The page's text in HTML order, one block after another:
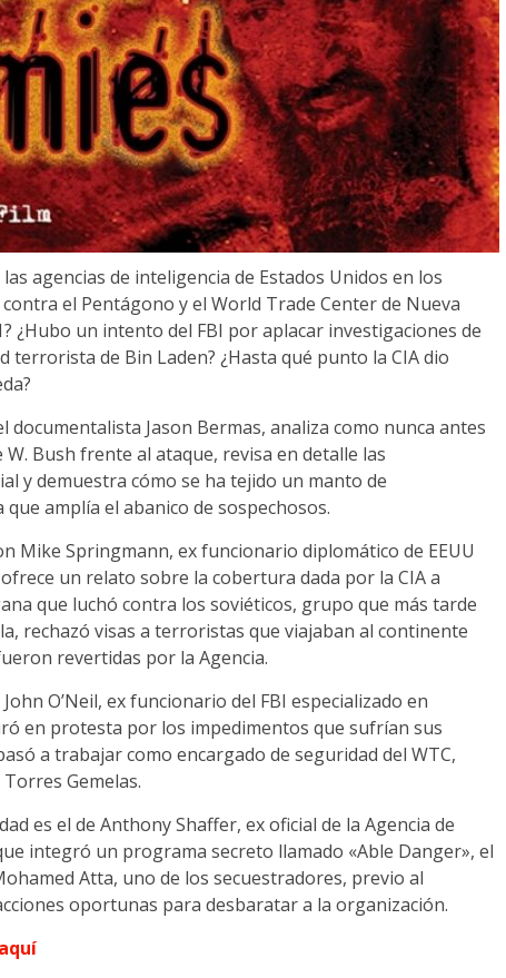
agencias de inteligencia de Estados Unidos en los
el Pentágono y el World Trade Center de Nueva
¿Hubo un intento del FBI por aplacar investigaciones de
de Bin Laden? ¿Hasta qué punto la CIA dio
documentalista Jason Bermas, analiza como nunca antes
Bush frente al ataque, revisa en detalle las
y demuestra cómo se ha tejido un manto de
amplía el abanico de sospechosos.
Mike Springmann, ex funcionario diplomático de EEUU
un relato sobre la cobertura dada por la CIA a
que luchó contra los soviéticos, grupo que más tarde
rechazó visas a terroristas que viajaban al continente
revertidas por la Agencia.
O’Neil, ex funcionario del FBI especializado en
en protesta por los impedimentos que sufrían sus
a trabajar como encargado de seguridad del WTC,
Gemelas.
es el de Anthony Shaffer, ex oficial de la Agencia de
integró un programa secreto llamado «Able Danger», el
Atta, uno de los secuestradores, previo al
oportunas para desbaratar a la organización.
aquí